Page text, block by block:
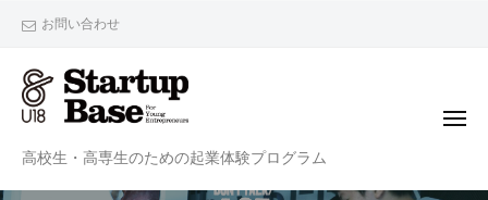
ス
お問い合わせ
高校生・高専生のための起業体験プログラム
メ